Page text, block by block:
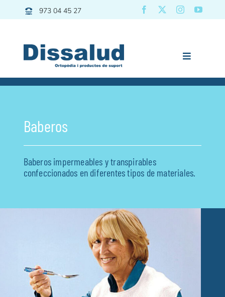
al
973 04 45 27
Toggle
Dissalud
Grúas | Transfers
Movilidad
Descanso
Geriatría
Medicina
Previous Next
Baberos
Baberos impermeables y transpirables
confeccionados en diferentes tipos de materiales.